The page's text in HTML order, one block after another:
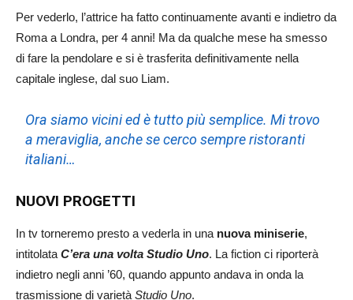
Per vederlo, l’attrice ha fatto continuamente avanti e indietro da
Roma a Londra, per 4 anni! Ma da qualche mese ha smesso
di fare la pendolare e si è trasferita definitivamente nella
capitale inglese, dal suo Liam.
Ora siamo vicini ed è tutto più semplice. Mi trovo
a meraviglia, anche se cerco sempre ristoranti
italiani…
NUOVI PROGETTI
In tv torneremo presto a vederla in una nuova miniserie,
intitolata C’era una volta Studio Uno. La fiction ci riporterà
indietro negli anni ’60, quando appunto andava in onda la
trasmissione di varietà Studio Uno.